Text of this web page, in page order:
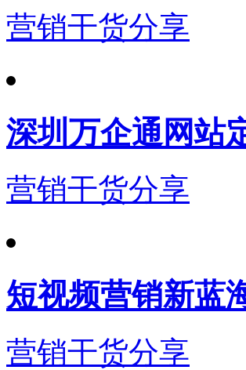
营销干货分享
深圳万企通网站
营销干货分享
短视频营销新蓝
营销干货分享